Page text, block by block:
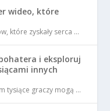
wideo, które
które zyskały serca …
i eksploruj
innych
tysiące graczy mogą …